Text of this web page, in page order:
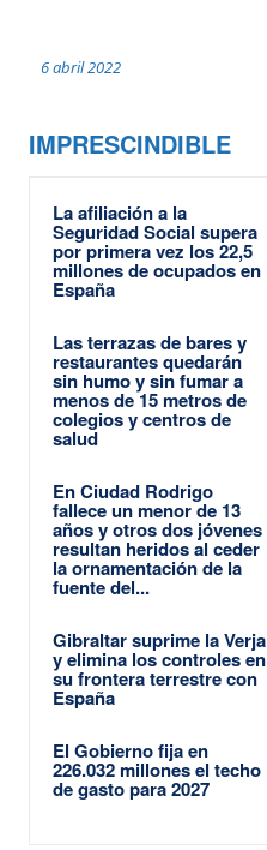
6 abril 2022
IMPRESCINDIBLE
La afiliación a la
Seguridad Social supera
por primera vez los 22,5
millones de ocupados en
España
Las terrazas de bares y
restaurantes quedarán
sin humo y sin fumar a
menos de 15 metros de
colegios y centros de
salud
En Ciudad Rodrigo
fallece un menor de 13
años y otros dos jóvenes
resultan heridos al ceder
la ornamentación de la
fuente del...
Gibraltar suprime la Verja
y elimina los controles en
su frontera terrestre con
España
El Gobierno fija en
226.032 millones el techo
de gasto para 2027